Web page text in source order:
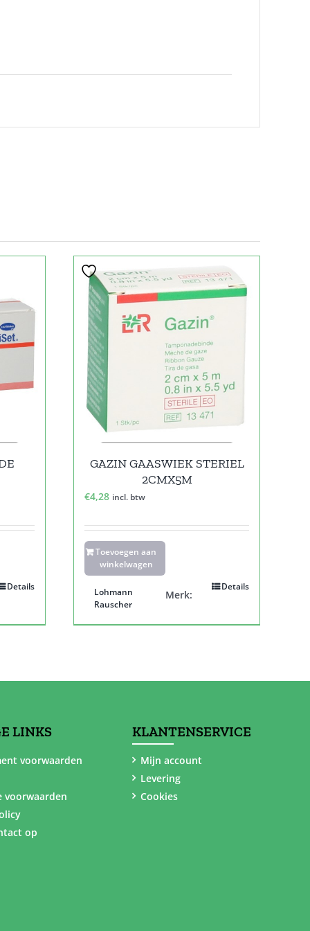
Details
GAZIN GAASWIEK STERIEL
2CMX5M
€4,28 incl. btw
Toevoegen aan
winkelwagen
Details
Merk:
Lohmann
Rauscher
LINKS
voorwaarden
voorwaarden
op
KLANTENSERVICE
Mijn account
Levering
Cookies